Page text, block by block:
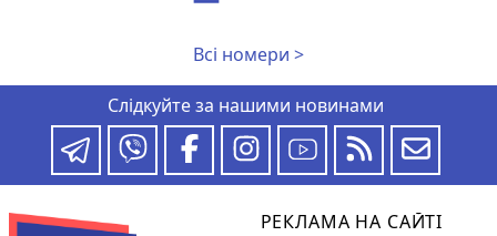
Всі номери >
Слідкуйте за нашими новинами
РЕКЛАМА НА САЙТІ